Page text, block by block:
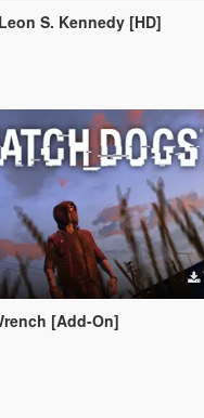
S. Kennedy [HD]
[Add-On]